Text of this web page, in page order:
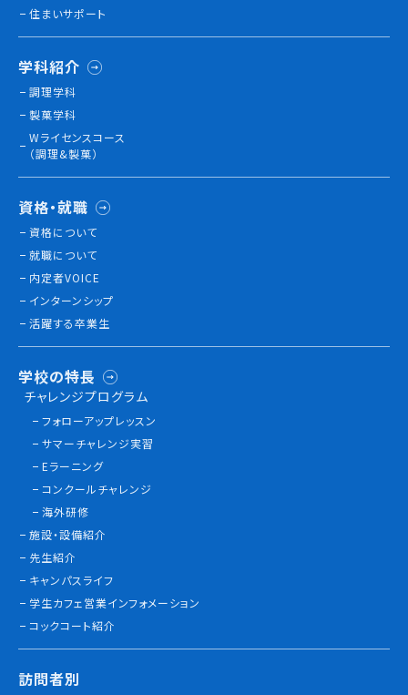
高校生の方へ
社会人・大学生・短大生の方へ
留学生の方へ(for Foreign Student)
卒業生の方へ・
各種証明書の申請について
企業担当者の方へ
保護者の方へ
ブログ
アクセス
職員採用情報
情報公開
よくあるご質問
お問い合わせ
住まいサポート
学科紹介
調理学科
製菓学科
Wライセンスコース
（調理&製菓）
資格・就職
資格について
就職について
内定者VOICE
インターンシップ
活躍する卒業生
学校の特長
チャレンジプログラム
フォローアップレッスン
サマーチャレンジ実習
Eラーニング
コンクールチャレンジ
海外研修
施設・設備紹介
先生紹介
キャンパスライフ
学生カフェ営業インフォメーション
コックコート紹介
訪問者別